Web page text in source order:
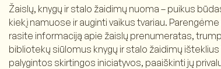
Žaislų, knygų ir stalo žaidimų nuoma – puikus
kiekį namuose ir auginti vaikus tvariau.
rasite informaciją apie žaislų prenumeratas,
bibliotekų siūlomus knygų ir stalo žaidimų išteklius
palygintos skirtingos iniciatyvos, paaiškinti jų